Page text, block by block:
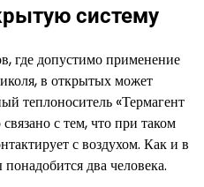
систему
где допустимо применение
в открытых может
теплоноситель «Термагент
с тем, что при таком
с воздухом. Как и в
два человека.